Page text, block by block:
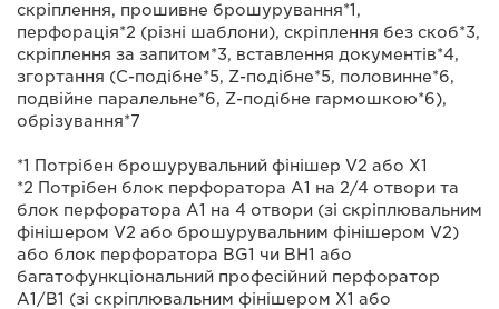
скріплення, прошивне брошурування*1,
перфорація*2 (різні шаблони), скріплення без скоб*3,
скріплення за запитом*3, вставлення документів*4,
згортання (C-подібне*5, Z-подібне*5, половинне*6,
подвійне паралельне*6, Z-подібне гармошкою*6),
обрізування*7
*1 Потрібен брошурувальний фінішер V2 або X1
*2 Потрібен блок перфоратора A1 на 2/4 отвори та
блок перфоратора A1 на 4 отвори (зі скріплювальним
фінішером V2 або брошурувальним фінішером V2)
або блок перфоратора BG1 чи BH1 або
багатофункціональний професійний перфоратор
A1/B1 (зі скріплювальним фінішером X1 або